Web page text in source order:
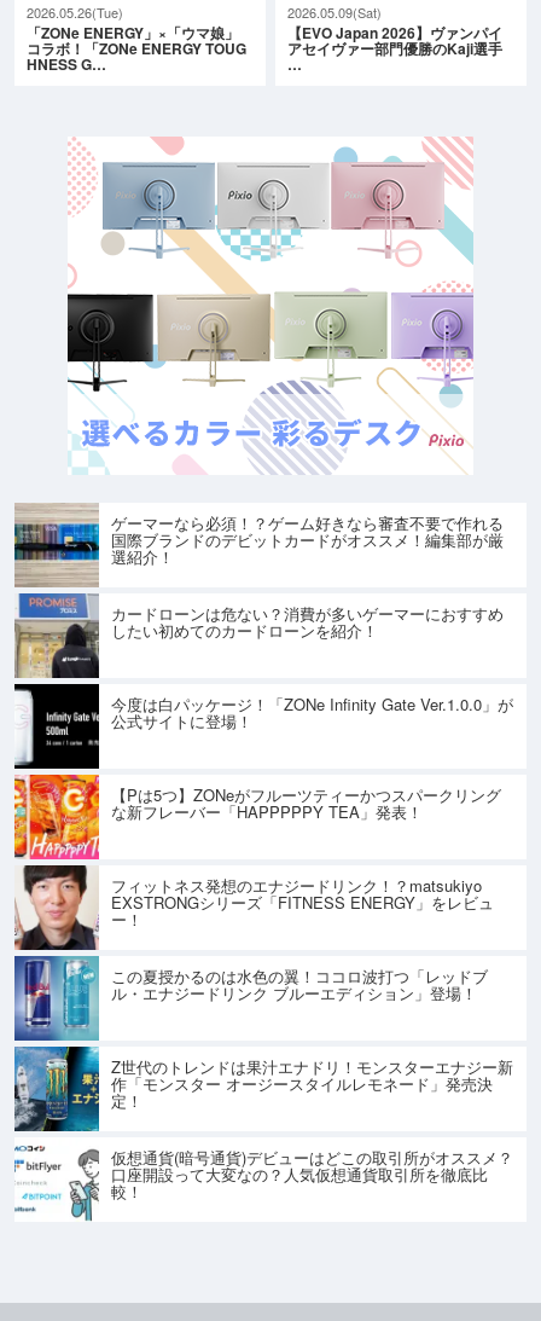
2026.05.26(Tue)
「ZONe ENERGY」×「ウマ娘」
コラボ！「ZONe ENERGY TOUG
HNESS G…
2026.05.09(Sat)
【EVO Japan 2026】ヴァンパイ
アセイヴァー部門優勝のKaji選手
…
ゲーマーなら必須！？ゲーム好きなら審査不要で作れる
国際ブランドのデビットカードがオススメ！編集部が厳
選紹介！
カードローンは危ない？消費が多いゲーマーにおすすめ
したい初めてのカードローンを紹介！
今度は白パッケージ！「ZONe Infinity Gate Ver.1.0.0」が
公式サイトに登場！
【Pは5つ】ZONeがフルーツティーかつスパークリング
な新フレーバー「HAPPPPPY TEA」発表！
フィットネス発想のエナジードリンク！？matsukiyo
EXSTRONGシリーズ「FITNESS ENERGY」をレビュ
ー！
この夏授かるのは水色の翼！ココロ波打つ「レッドブ
ル・エナジードリンク ブルーエディション」登場！
Z世代のトレンドは果汁エナドリ！モンスターエナジー新
作「モンスター オージースタイルレモネード」発売決
定！
仮想通貨(暗号通貨)デビューはどこの取引所がオススメ？
口座開設って大変なの？人気仮想通貨取引所を徹底比
較！